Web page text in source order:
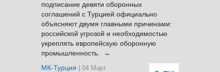
подписание девяти оборонных
соглашений с Турцией официально
объясняют двумя главными причинами:
российской угрозой и необходимостью
укреплять европейскую оборонную
промышленность. →
МК-Турция
| 04 Март